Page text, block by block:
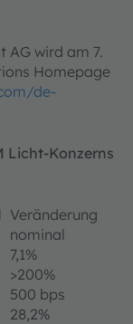
AG wird am 7.
Homepage
de-
Licht-Konzerns
Veränderung
nominal
7,1%
>200%
500 bps
28,2%